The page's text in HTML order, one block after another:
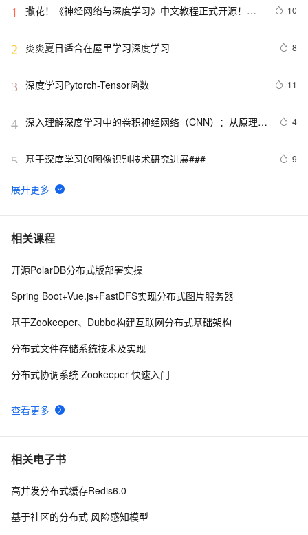
1
撒花！《神经网络与深度学习》中文教程正式开源！全
10
2 炎炎夏日适合在屋里学习深度学习 8
3 深度学习Pytorch-Tensor函数 11
4 深入理解深度学习中的卷积神经网络（CNN）：从原理到
4
5 9
6 深度学习中的图像风格迁移技术探析
7 Python深度学习面试：CNN、RNN与Transformer详解
8 基于Pytorch的深度学习模型保存和加载方式
习模型
10深度学习推荐模型-DeepFM
相关课程
查看更多
开源PolarDB分布式版部署实操
Spring Boot+Vue.js+FastDFS实现分布式图片服务器
基于Zookeeper、Dubbo构建互联网分布式基础架构
分布式文件存储系统技术及实现
分布式协调系统 Zookeeper 快速入门
相关电子书
高并发分布式缓存Redis6.0
基于社区的分布式 风险感知模型